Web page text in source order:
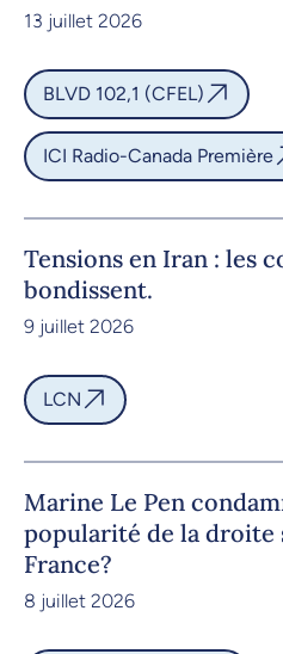
13 juillet 2026
BLVD 102,1 (CFEL)
ICI Radio-Canada Première
Tensions en Iran : les
bondissent.
9 juillet 2026
LCN
Marine Le Pen
popularité de la droite
France?
8 juillet 2026